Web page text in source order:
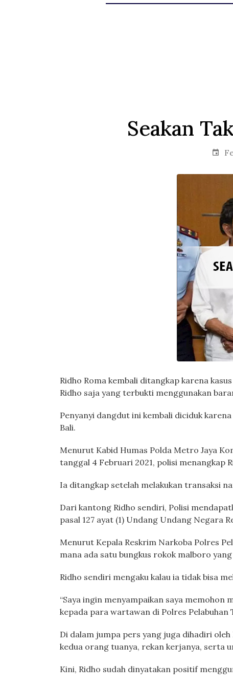
Seakan
Ridho Roma kembali ditangkap karena
Ridho saja yang terbukti menggunakan
Penyanyi dangdut ini kembali diciduk
Bali.
Menurut Kabid Humas Polda Metro Jaya
tanggal 4 Februari 2021, polisi menangkap
Ia ditangkap setelah melakukan transaksi
Dari kantong Ridho sendiri, Polisi
pasal 127 ayat (1) Undang Undang Negara
Menurut Kepala Reskrim Narkoba Polres
mana ada satu bungkus rokok malboro
Ridho sendiri mengaku kalau ia tidak bisa
“Saya ingin menyampaikan saya memohon
kepada para wartawan di Polres
Di dalam jumpa pers yang juga dihadiri
kedua orang tuanya, rekan kerjanya, serta
Kini, Ridho sudah dinyatakan positif